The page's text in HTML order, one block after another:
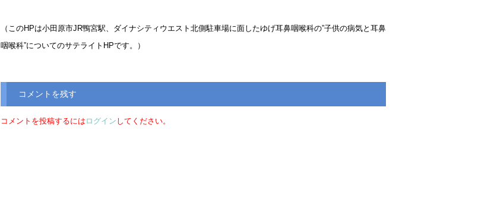
（このHPは小田原市JR鴨宮駅、ダイナシティウエスト北側駐車場に面したゆげ耳鼻咽喉科の”子供の病気と耳鼻
咽喉科”についてのサテライトHPです。）
コメントを残す
コメントを投稿するには ログイン してください。